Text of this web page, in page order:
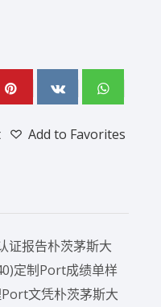
Add to Favorites
证报告朴茨茅斯大
定制Port成绩单样
文凭朴茨茅斯大